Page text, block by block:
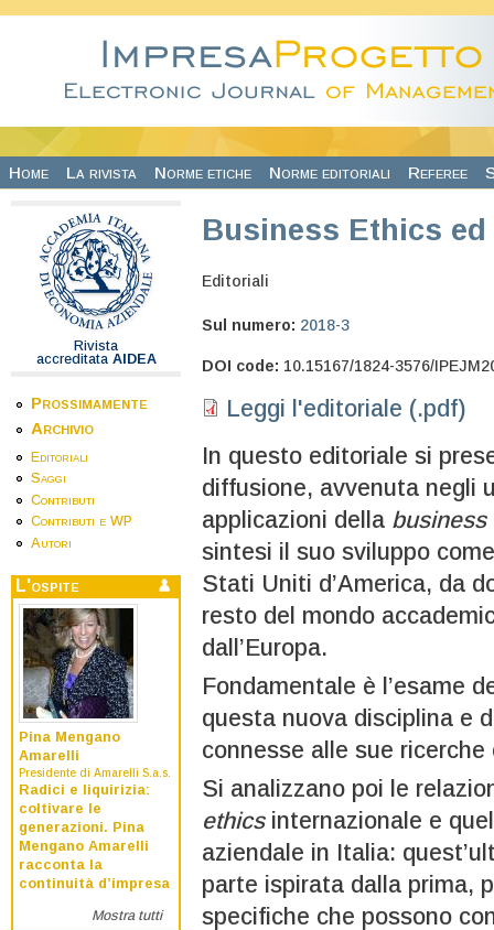
Home La rivista Norme etiche Norme editoriali Referee
Rivista
accreditata AIDEA
Prossimamente
Archivio
Editoriali
Saggi
Contributi
Contributi e WP
Autori
L'ospite
Pina Mengano
Amarelli
Presidente di Amarelli S.a.s.
Radici e liquirizia:
coltivare le
generazioni. Pina
Mengano Amarelli
racconta la
continuità d’impresa
Mostra tutti
Business Ethics ed
Editoriali
Sul numero: 2018-3
DOI code: 10.15167/1824-3576/
Leggi l'editoriale (.pdf)
In questo editoriale si
diffusione, avvenuta negli
applicazioni della business
sintesi il suo sviluppo
Stati Uniti d’America, da
resto del mondo
dall’Europa.
Fondamentale è l’esame
questa nuova disciplina e
connesse alle sue
Si analizzano poi le
ethicsinternazionale e
aziendale in Italia:
parte ispirata dalla prima,
specifiche che possono